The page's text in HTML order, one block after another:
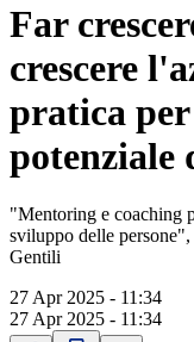
Far
crescere
pratica
potenziale
"Mentoring e coaching
sviluppo delle
Gentili
27 Apr 2025 - 11:34
27 Apr 2025 - 11:34